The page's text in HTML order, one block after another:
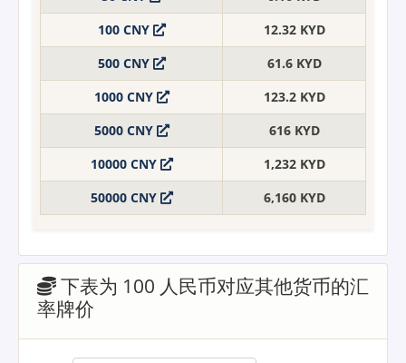
100 CNY
12.32 KYD
500 CNY
61.6 KYD
1000 CNY
123.2 KYD
5000 CNY
616 KYD
10000 CNY
1,232 KYD
50000 CNY
6,160 KYD
下表为 100 人民币对应其他货币的汇
率牌价